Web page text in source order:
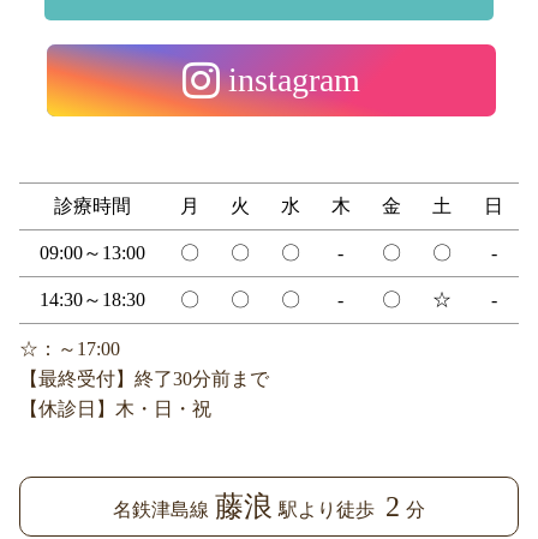
instagram
診療時間 月 火 水 木 金 土 日
09:00～13:00 〇 〇 〇 - 〇 〇 -
14:30～18:30 〇 〇 〇 - 〇 ☆ -
☆：～17:00
【最終受付】終了30分前まで
【休診日】木・日・祝
名鉄津島線 藤浪 駅より徒歩 2 分